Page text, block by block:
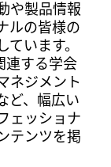
や製品情報
ルの皆様の
います。
連する学会
ネジメント
ど、幅広い
ェッショナ
テンツを掲